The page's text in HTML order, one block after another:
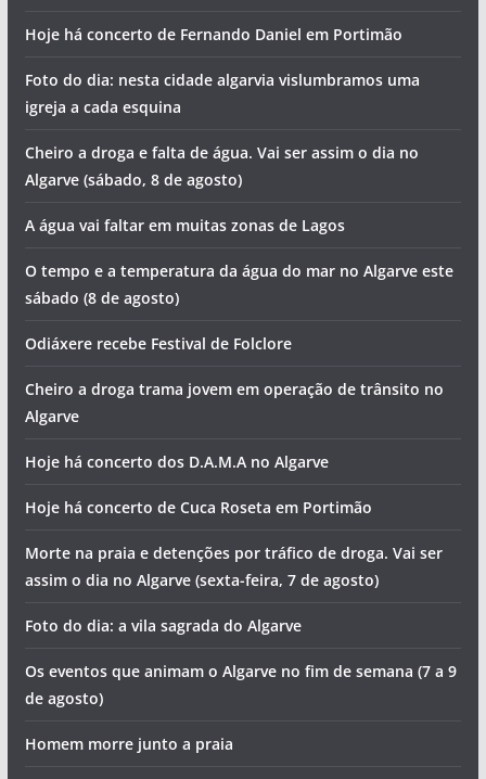
Hoje há concerto de Fernando Daniel em Portimão
Foto do dia: nesta cidade algarvia vislumbramos uma
igreja a cada esquina
Cheiro a droga e falta de água. Vai ser assim o dia no
Algarve (sábado, 8 de agosto)
A água vai faltar em muitas zonas de Lagos
O tempo e a temperatura da água do mar no Algarve este
sábado (8 de agosto)
Odiáxere recebe Festival de Folclore
Cheiro a droga trama jovem em operação de trânsito no
Algarve
Hoje há concerto dos D.A.M.A no Algarve
Hoje há concerto de Cuca Roseta em Portimão
Morte na praia e detenções por tráfico de droga. Vai ser
assim o dia no Algarve (sexta-feira, 7 de agosto)
Foto do dia: a vila sagrada do Algarve
Os eventos que animam o Algarve no fim de semana (7 a 9
de agosto)
Homem morre junto a praia